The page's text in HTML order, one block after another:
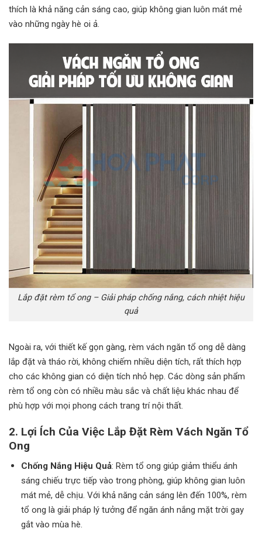
thích là khả năng cản sáng cao, giúp không gian luôn mát mẻ
vào những ngày hè oi ả.
Lắp đặt rèm tổ ong – Giải pháp chống nắng, cách nhiệt hiệu
quả
Ngoài ra, với thiết kế gọn gàng, rèm vách ngăn tổ ong dễ dàng
lắp đặt và tháo rời, không chiếm nhiều diện tích, rất thích hợp
cho các không gian có diện tích nhỏ hẹp. Các dòng sản phẩm
rèm tổ ong còn có nhiều màu sắc và chất liệu khác nhau để
phù hợp với mọi phong cách trang trí nội thất.
2. Lợi Ích Của Việc Lắp Đặt Rèm Vách Ngăn Tổ
Ong
Chống Nắng Hiệu Quả: Rèm tổ ong giúp giảm thiểu ánh
sáng chiếu trực tiếp vào trong phòng, giúp không gian luôn
mát mẻ, dễ chịu. Với khả năng cản sáng lên đến 100%, rèm
tổ ong là giải pháp lý tưởng để ngăn ánh nắng mặt trời gay
gắt vào mùa hè.